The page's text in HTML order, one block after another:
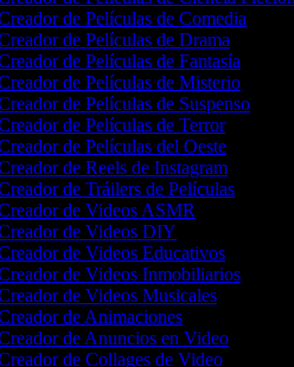
de Películas de Comedia
de Películas de Drama
de Películas de Fantasía
de Películas de Misterio
de Películas de Suspenso
de Películas de Terror
de Películas del Oeste
de Reels de Instagram
de Tráilers de Películas
de Videos ASMR
de Videos DIY
de Videos Educativos
de Videos Inmobiliarios
de Videos Musicales
de Animaciones
de Anuncios en Video
de Collages de Video